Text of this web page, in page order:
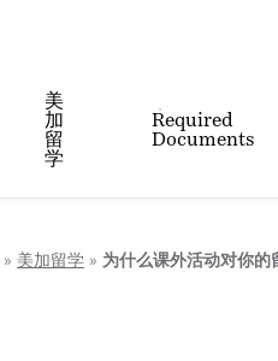
美
加
留
学
Required
Documents
» 美加留学 » 为什么课外活动对你的